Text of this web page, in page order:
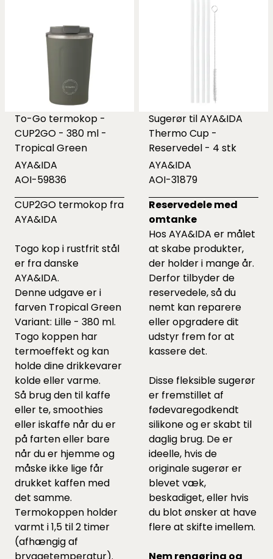
To-Go termokop -
CUP2GO - 380 ml -
Tropical Green
AYA&IDA
AOI-59836
CUP2GO termokop fra
AYA&IDA
Togo kop i rustfrit stål
er fra danske
AYA&IDA.
Denne udgave er i
farven Tropical Green
Variant: Lille - 380 ml.
Togo koppen har
termoeffekt og kan
holde dine drikkevarer
kolde eller varme.
Så brug den til kaffe
eller te, smoothies
eller iskaffe når du er
på farten eller bare
når du er hjemme og
måske ikke lige får
drukket kaffen med
det samme.
Termokoppen holder
varmt i 1,5 til 2 timer
(afhængig af
bryggetemperatur).
Sugerør til AYA&IDA
Thermo Cup -
Reservedel - 4 stk
AYA&IDA
AOI-31879
Reservedele med
omtanke
Hos AYA&IDA er målet
at skabe produkter,
der holder i mange år.
Derfor tilbyder de
reservedele, så du
nemt kan reparere
eller opgradere dit
udstyr frem for at
kassere det.
Disse fleksible sugerør
er fremstillet af
fødevaregodkendt
silikone og er skabt til
daglig brug. De er
ideelle, hvis de
originale sugerør er
blevet væk,
beskadiget, eller hvis
du blot ønsker at have
flere at skifte imellem.
Nem rengøring og